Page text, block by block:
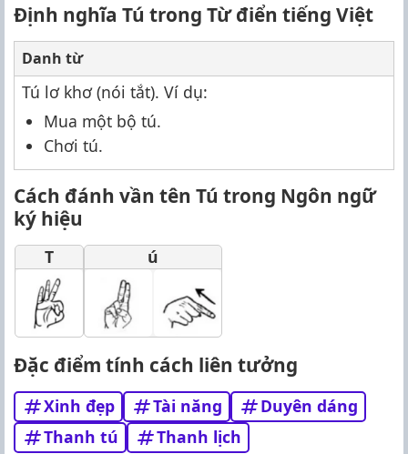
Định nghĩa Tú trong Từ điển tiếng Việt
Danh từ
Tú lơ khơ (nói tắt). Ví dụ:
Mua một bộ tú.
Chơi tú.
Cách đánh vần tên Tú trong Ngôn ngữ
ký hiệu
T ú
Đặc điểm tính cách liên tưởng
Xinh đẹp Tài năng
Duyên dáng
Thanh tú
Thanh lịch